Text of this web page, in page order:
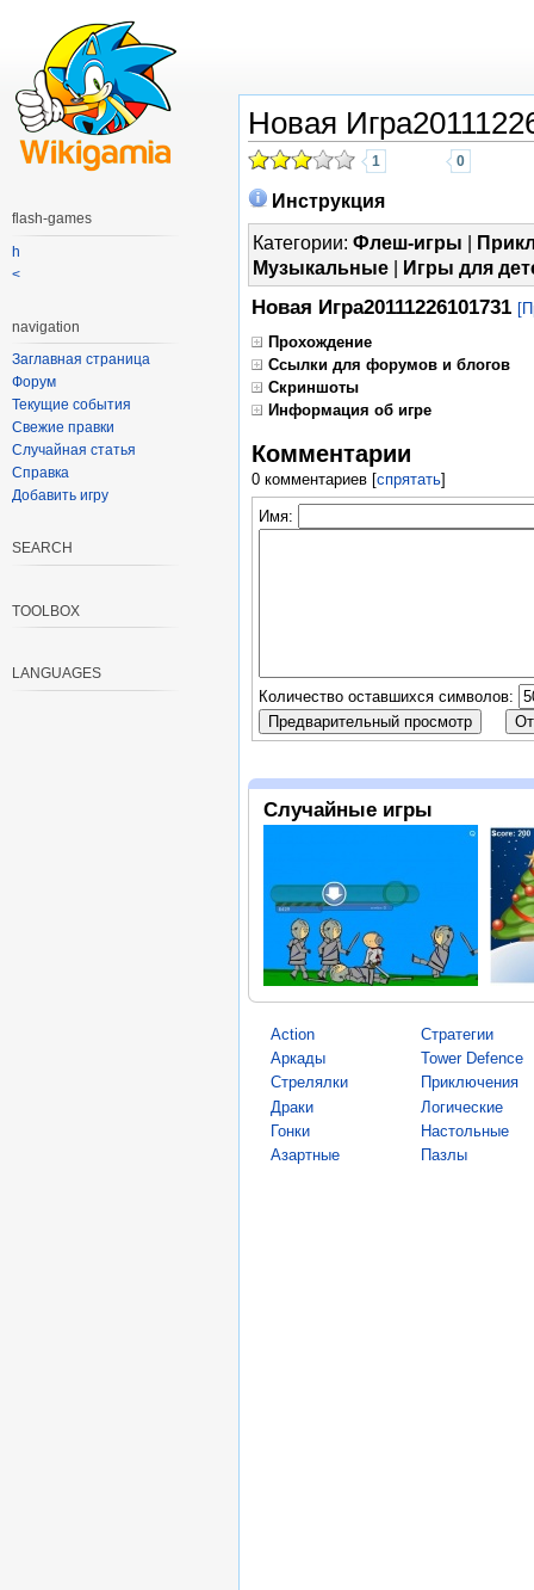
Новая
1 0
Инструкция
Категории: Флеш-игры |
Музыкальные| Игры для
Новая Игра20111226101731
Прохождение
Ссылки для форумов и блогов
Скриншоты
Информация об игре
Комментарии
0 комментариев[спрятать]
Имя:
Количество оставшихся символов:
Случайные игры
Action
Аркады
Стрелялки
Драки
Гонки
Азартные
Стратегии
Tower Defence
Приключения
Логические
Настольные
Пазлы
flash-games
h
<
navigation
Заглавная страница
Форум
Текущие события
Свежие правки
Случайная статья
Справка
Добавить игру
SEARCH
TOOLBOX
LANGUAGES